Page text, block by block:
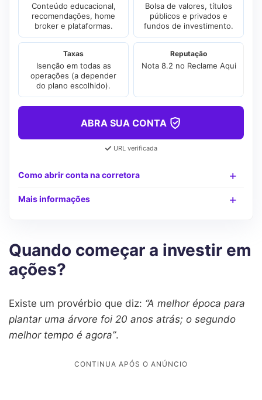
Conteúdo educacional,
recomendações, home
broker e plataformas.
Bolsa de valores, títulos
públicos e privados e
fundos de investimento.
Taxas
Isenção em todas as
operações (a depender
do plano escolhido).
Reputação
Nota 8.2 no Reclame Aqui
ABRA SUA CONTA
URL verificada
Como abrir conta na corretora
Mais informações
Quando começar a investir em
ações?
Existe um provérbio que diz: “A melhor época para
plantar uma árvore foi 20 anos atrás; o segundo
melhor tempo é agora”.